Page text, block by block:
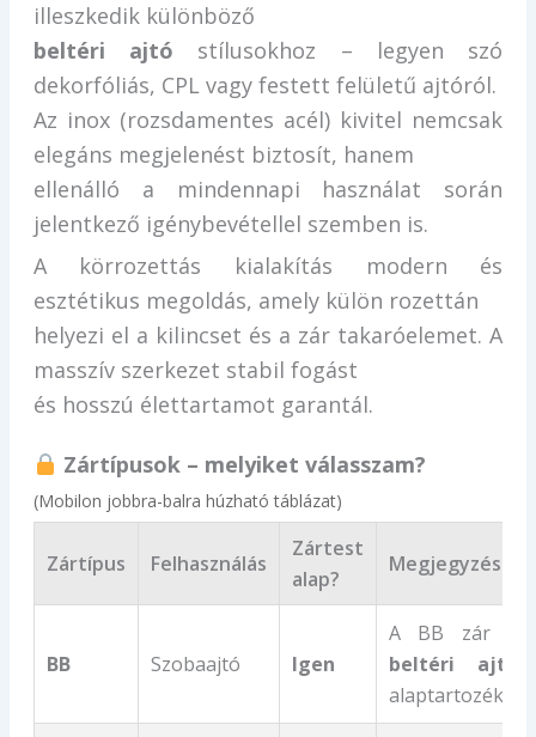
illeszkedik különböző
beltéri ajtó stílusokhoz – legyen szó
dekorfóliás, CPL vagy festett felületű ajtóról.
Az inox (rozsdamentes acél) kivitel nemcsak
elegáns megjelenést biztosít, hanem
ellenálló a mindennapi használat során
jelentkező igénybevétellel szemben is.
A körrozettás kialakítás modern és
esztétikus megoldás, amely külön rozettán
helyezi el a kilincset és a zár takaróelemet. A
masszív szerkezet stabil fogást
és hosszú élettartamot garantál.
Zártípusok – melyiket válasszam?
(Mobilon jobbra-balra húzható táblázat)
Zártípus Felhasználás
Zártest
alap?
Megjegyzés
BB Szobaajtó Igen
A BB zár a
beltéri ajtó
alaptartozéka.